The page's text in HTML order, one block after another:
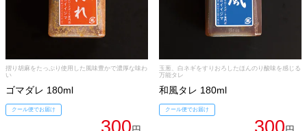
摺り胡麻をたっぷり使用した風味豊かで濃厚な味わ
い
ゴマダレ 180ml
クール便でお届け
300
玉葱、白ネギをすりおろしたほんのり酸味を感じる
万能タレ
和風タレ 180ml
クール便でお届け
300